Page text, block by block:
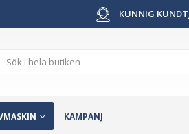
KUNNIG
KAMPANJ